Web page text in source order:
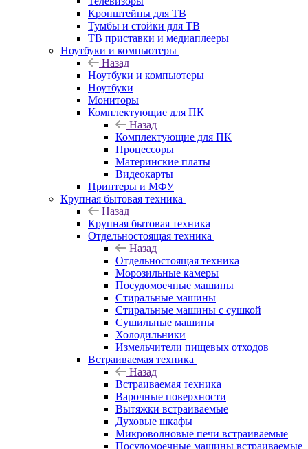
Кронштейны для ТВ
Тумбы и стойки для ТВ
ТВ приставки и медиаплееры
Ноутбуки и компьютеры
Назад
Ноутбуки и компьютеры
Ноутбуки
Мониторы
Комплектующие для ПК
Назад
Комплектующие для ПК
Процессоры
Материнские платы
Видеокарты
Принтеры и МФУ
Крупная бытовая техника
Назад
Крупная бытовая техника
Отдельностоящая техника
Назад
Отдельностоящая техника
Морозильные камеры
Посудомоечные машины
Стиральные машины
Стиральные машины с сушкой
Сушильные машины
Холодильники
Измельчители пищевых отходов
Встраиваемая техника
Назад
Встраиваемая техника
Варочные поверхности
Вытяжки встраиваемые
Духовые шкафы
Микроволновые печи встраиваемые
Посудомоечные машины встраиваемые